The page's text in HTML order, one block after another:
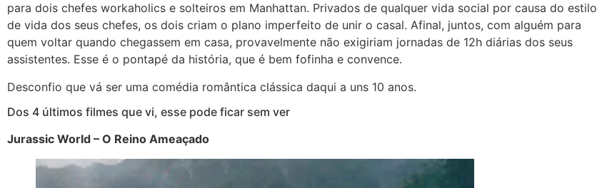
para dois chefes workaholics e solteiros em Manhattan. Privados de qualquer vida social por causa do estilo
de vida dos seus chefes, os dois criam o plano imperfeito de unir o casal. Afinal, juntos, com alguém para
quem voltar quando chegassem em casa, provavelmente não exigiriam jornadas de 12h diárias dos seus
assistentes. Esse é o pontapé da história, que é bem fofinha e convence.
Desconfio que vá ser uma comédia romântica clássica daqui a uns 10 anos.
Dos 4 últimos filmes que vi, esse pode ficar sem ver
Jurassic World – O Reino Ameaçado